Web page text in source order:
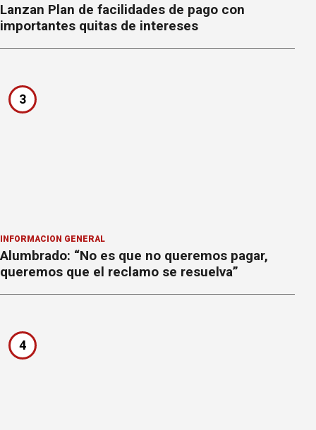
Lanzan Plan de facilidades de pago con
importantes quitas de intereses
3
INFORMACION GENERAL
Alumbrado: “No es que no queremos pagar,
queremos que el reclamo se resuelva”
4